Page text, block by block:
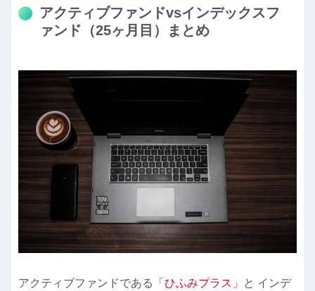
アクティブファンドvsインデックスフ
ァンド（25ヶ月目）まとめ
アクティブファンドである 「ひふみプラス」
と インデ